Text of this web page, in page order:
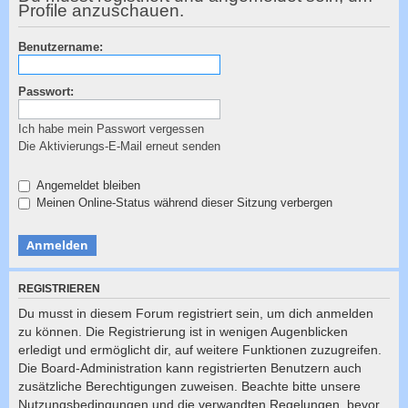
Profile anzuschauen.
Benutzername:
Passwort:
Ich habe mein Passwort vergessen
Die Aktivierungs-E-Mail erneut senden
Angemeldet bleiben
Meinen Online-Status während dieser Sitzung verbergen
REGISTRIEREN
Du musst in diesem Forum registriert sein, um dich anmelden
zu können. Die Registrierung ist in wenigen Augenblicken
erledigt und ermöglicht dir, auf weitere Funktionen zuzugreifen.
Die Board-Administration kann registrierten Benutzern auch
zusätzliche Berechtigungen zuweisen. Beachte bitte unsere
Nutzungsbedingungen und die verwandten Regelungen, bevor